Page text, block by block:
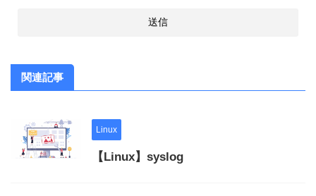
関連記事
Linux
【Linux】syslog